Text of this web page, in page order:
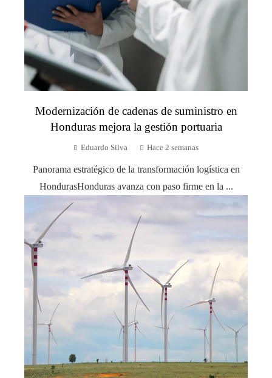
Modernización de cadenas de suministro en
Honduras mejora la gestión portuaria
Eduardo Silva Hace 2 semanas
Panorama estratégico de la transformación logística en
HondurasHonduras avanza con paso firme en la ...